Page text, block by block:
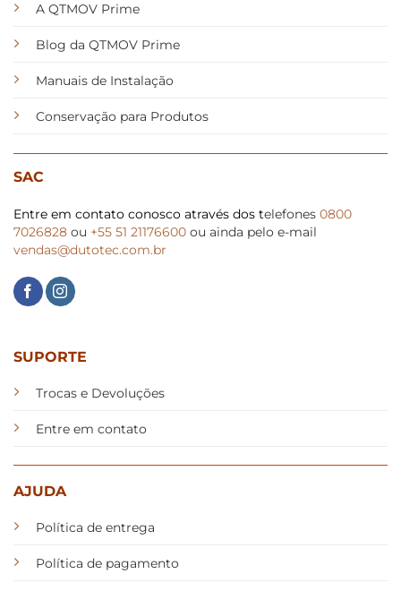
A QTMOV Prime
Blog da QTMOV Prime
Manuais de Instalação
Conservação para Produtos
SAC
Entre em contato conosco através dos telefones 0800
7026828 ou +55 51 21176600 ou ainda pelo e-mail
vendas@dutotec.com.br
SUPORTE
Trocas e Devoluções
Entre em contato
AJUDA
Política de entrega
Política de pagamento